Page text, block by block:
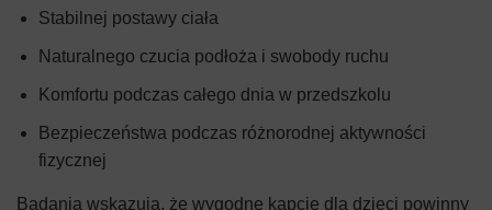
Stabilnej postawy ciała
Naturalnego czucia podłoża i swobody ruchu
Komfortu podczas całego dnia w przedszkolu
Bezpieczeństwa podczas różnorodnej aktywności
fizycznej
Badania wskazują, że wygodne kapcie dla dzieci powinny